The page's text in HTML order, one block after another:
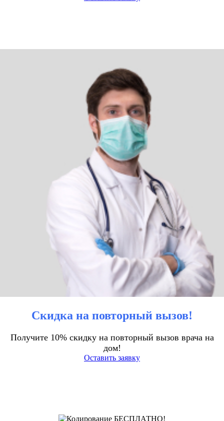
Скидка на повторный вызов!
Получите 10% скидку на повторный вызов врача на
дом!
Оставить заявку